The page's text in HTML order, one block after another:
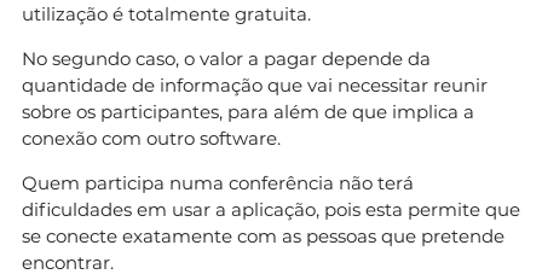
utilização é totalmente gratuita.
No segundo caso, o valor a pagar depende da
quantidade de informação que vai necessitar reunir
sobre os participantes, para além de que implica a
conexão com outro software.
Quem participa numa conferência não terá
dificuldades em usar a aplicação, pois esta permite que
se conecte exatamente com as pessoas que pretende
encontrar.